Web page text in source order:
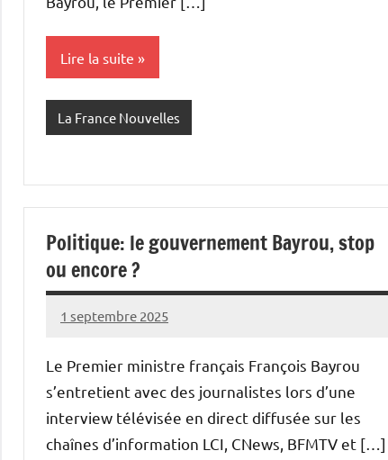
Lire la suite
La France Nouvelles
Politique: le gouvernement Bayrou, stop
ou encore ?
1 septembre 2025
Admins
Le Premier ministre français François Bayrou
s’entretient avec des journalistes lors d’une
interview télévisée en direct diffusée sur les
chaînes d’information LCI, CNews, BFMTV et […]